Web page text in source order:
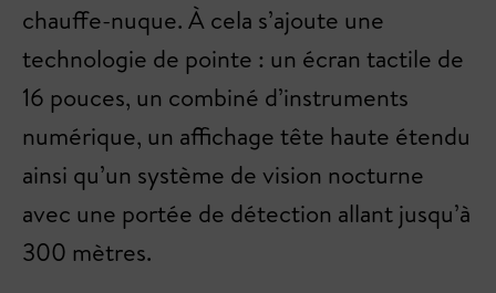
chauffe-nuque. À cela s’ajoute une
technologie de pointe : un écran tactile de
16 pouces, un combiné d’instruments
numérique, un affichage tête haute étendu
ainsi qu’un système de vision nocturne
avec une portée de détection allant jusqu’à
300 mètres.